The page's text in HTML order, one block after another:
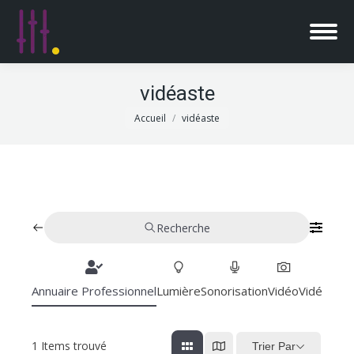
vidéaste
Vous êtes ici :
Accueil vidéaste
Recherche
Annuaire ProfessionnelLumièreSonorisationVidéo
1 Items trouvé Trier Par